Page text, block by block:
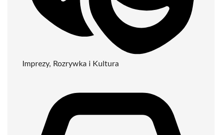
Imprezy, Rozrywka i Kultura